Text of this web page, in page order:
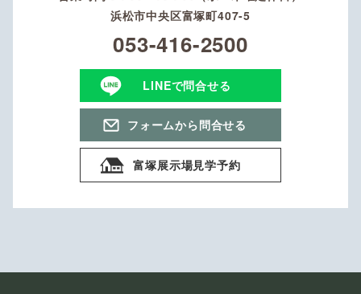
浜松市中央区富塚町407-5
053-416-2500
LINEで問合せる
フォームから問合せる
富塚展示場見学予約